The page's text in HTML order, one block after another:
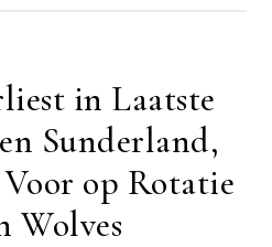
in Laatste
Sunderland,
op Rotatie
Wolves